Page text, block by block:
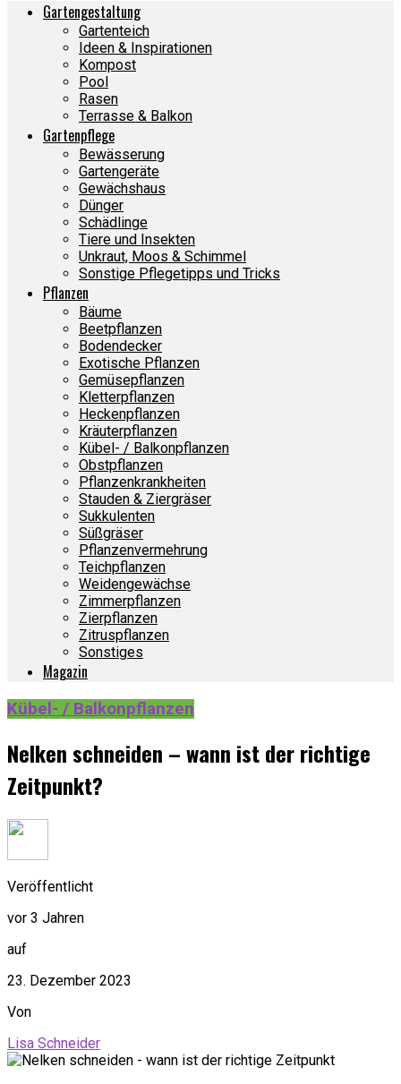
Gartengestaltung
Gartenteich
Ideen & Inspirationen
Kompost
Pool
Rasen
Terrasse & Balkon
Gartenpflege
Bewässerung
Gartengeräte
Gewächshaus
Dünger
Schädlinge
Tiere und Insekten
Unkraut, Moos & Schimmel
Sonstige Pflegetipps und Tricks
Pflanzen
Bäume
Beetpflanzen
Bodendecker
Exotische Pflanzen
Gemüsepflanzen
Kletterpflanzen
Heckenpflanzen
Kräuterpflanzen
Kübel- / Balkonpflanzen
Obstpflanzen
Pflanzenkrankheiten
Stauden & Ziergräser
Sukkulenten
Süßgräser
Pflanzenvermehrung
Teichpflanzen
Weidengewächse
Zimmerpflanzen
Zierpflanzen
Zitruspflanzen
Sonstiges
Magazin
Kübel- / Balkonpflanzen
Nelken schneiden – wann ist der richtige
Zeitpunkt?
Veröffentlicht
vor 3 Jahren
auf
23. Dezember 2023
Von
Lisa Schneider